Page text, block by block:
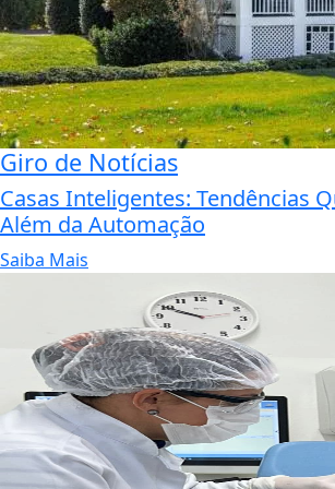
Giro de Notícias
Casas Inteligentes: Tendências
Além da Automação
Saiba Mais